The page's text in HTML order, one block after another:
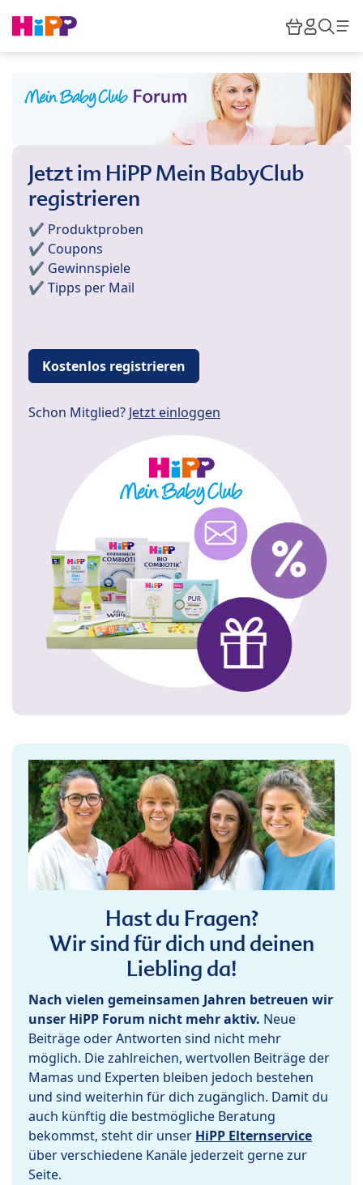
HiPP
Jetzt im HiPP Mein BabyClub
registrieren
✔️ Produktproben
✔️ Coupons
✔️ Gewinnspiele
✔️ Tipps per Mail
Kostenlos registrieren
Schon Mitglied? Jetzt einloggen
Hast du Fragen?
Wir sind für dich und deinen
Liebling da!
Nach vielen gemeinsamen Jahren betreuen wir
unser HiPP Forum nicht mehr aktiv. Neue
Beiträge oder Antworten sind nicht mehr
möglich. Die zahlreichen, wertvollen Beiträge der
Mamas und Experten bleiben jedoch bestehen
und sind weiterhin für dich zugänglich. Damit du
auch künftig die bestmögliche Beratung
bekommst, steht dir unser HiPP Elternservice
über verschiedene Kanäle jederzeit gerne zur
Seite.